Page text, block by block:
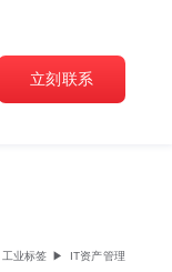
立刻联系
工业标签 ▶ IT资产管理